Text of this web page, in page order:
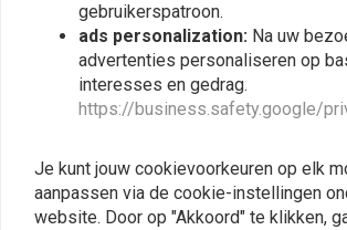
klikken - Instelbare lengte (indien technisch
zijn modelspecifiek
MZ366 Schokdemper |
€308,79 €385,99
MZ456-
€511,60
gebruikerspatroon.
ads personalization: Na uw
advertenties personaliseren op
interesses en gedrag.
https://business.safety.google/
Je kunt jouw cookievoorkeuren op elk
aanpassen via de cookie-instellingen
website. Door op "Akkoord" te klikken,